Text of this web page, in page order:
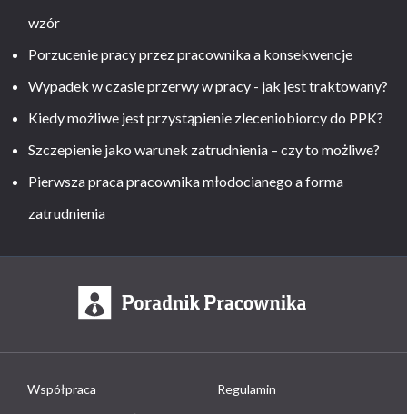
wzór
Porzucenie pracy przez pracownika a konsekwencje
Wypadek w czasie przerwy w pracy - jak jest traktowany?
Kiedy możliwe jest przystąpienie zleceniobiorcy do PPK?
Szczepienie jako warunek zatrudnienia – czy to możliwe?
Pierwsza praca pracownika młodocianego a forma
zatrudnienia
Współpraca
Regulamin